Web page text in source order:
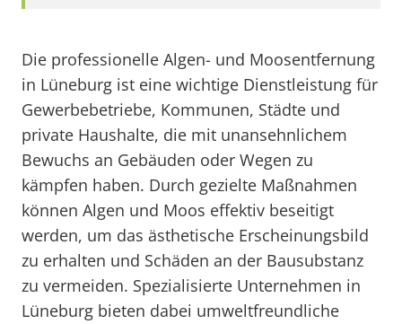
Die professionelle Algen- und Moosentfernung
in Lüneburg ist eine wichtige Dienstleistung für
Gewerbebetriebe, Kommunen, Städte und
private Haushalte, die mit unansehnlichem
Bewuchs an Gebäuden oder Wegen zu
kämpfen haben. Durch gezielte Maßnahmen
können Algen und Moos effektiv beseitigt
werden, um das ästhetische Erscheinungsbild
zu erhalten und Schäden an der Bausubstanz
zu vermeiden. Spezialisierte Unternehmen in
Lüneburg bieten dabei umweltfreundliche